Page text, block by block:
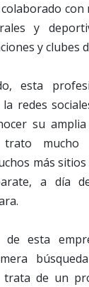
y
y clubes
esta
redes
su
mucho
más
a día
esta
trata de un